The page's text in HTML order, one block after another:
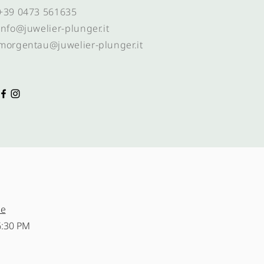
0473 561635
plunger.it
plunger.it
PM